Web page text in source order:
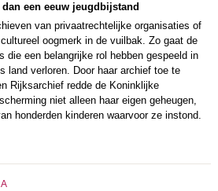
een eeuw jeugdbijstand
van privaatrechtelijke organisaties of
oogmerk in de vuilbak. Zo gaat de
die een belangrijke rol hebben gespeeld in
land verloren. Door haar archief toe te
Rijksarchief redde de Koninklijke
niet alleen haar eigen geheugen,
honderden kinderen waarvoor ze instond.